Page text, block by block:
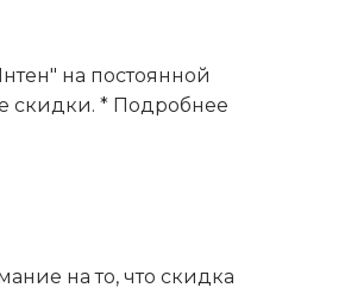
на постоянной
скидки. * Подробнее
на то, что скидка